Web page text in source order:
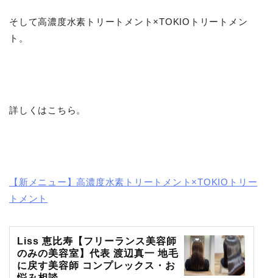
そして高濃度水素トリートメント×TOKIOトリートメン
ト。
詳しくはこちら。
【新メニュー】高濃度水素トリートメント×TOKIOトリー
トメント
Liss 恵比寿【フリーランス美容師
のみの美容室】代表 渡辺真一 地毛
に戻す美容師 コンプレックス・お